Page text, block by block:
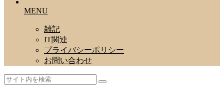
MENU
雑記
IT関連
プライバシーポリシー
お問い合わせ